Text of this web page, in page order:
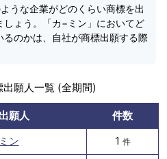
うな企業がどのくらい商標を出
しょう。「カ−ミン」においてど
のかは、自社が商標出願する際
願人一覧 (全期間)
願人
件数
ン
1 件